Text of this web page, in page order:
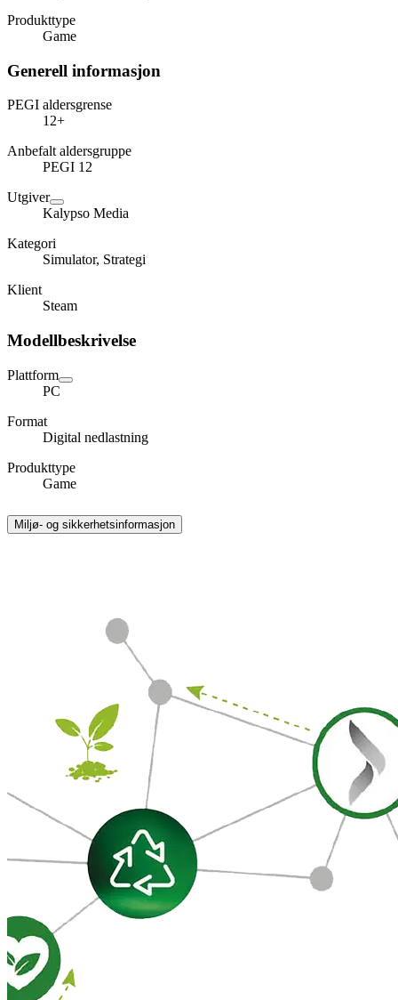
Produkttype
Game
Generell informasjon
PEGI aldersgrense
12+
Anbefalt aldersgruppe
PEGI 12
Utgiver
Kalypso Media
Kategori
Simulator, Strategi
Klient
Steam
Modellbeskrivelse
Plattform
PC
Format
Digital nedlastning
Produkttype
Game
Miljø- og sikkerhetsinformasjon